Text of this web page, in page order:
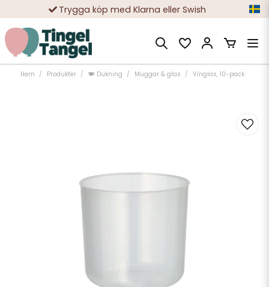
Trygga köp med Klarna eller Swish
10 000-tals nöjda kunder
Hem Produkter 🍽️ Dukning Muggar & glas Vinglas, 10-pack